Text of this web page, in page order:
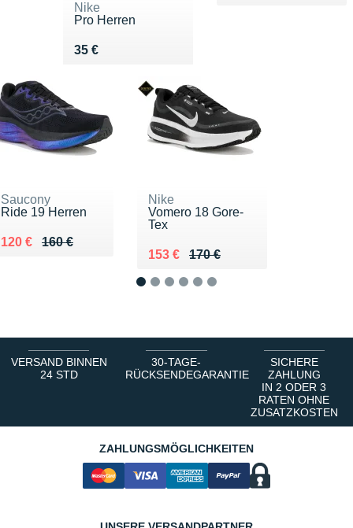
Nike
Pro Herren
35 €
Vendu 35 €
Saucony
Ride 19 Herren
160 €
Au lieu de 160 €
120 €
Vendu 120 €
Nike
Vomero 18 Gore-
Tex
170 €
Au lieu de 170 €
153 €
Vendu 153 €
VERSAND BINNEN
24 STD
30-TAGE-
RÜCKSENDEGARANTIE
SICHERE
ZAHLUNG
IN 2 ODER 3
RATEN OHNE
ZUSATZKOSTEN
ZAHLUNGSMÖGLICHKEITEN